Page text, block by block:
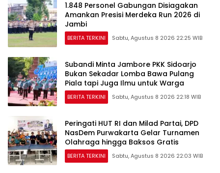
1.848 Personel Gabungan Disiagakan
Amankan Presisi Merdeka Run 2026 di
Jambi
BERITA TERKINI Sabtu, Agustus 8 2026 22:25 WIB
Subandi Minta Jambore PKK Sidoarjo
Bukan Sekadar Lomba Bawa Pulang
Piala tapi Juga Ilmu untuk Warga
BERITA TERKINI Sabtu, Agustus 8 2026 22:18 WIB
Peringati HUT RI dan Milad Partai, DPD
NasDem Purwakarta Gelar Turnamen
Olahraga hingga Baksos Gratis
BERITA TERKINI Sabtu, Agustus 8 2026 22:03 WIB